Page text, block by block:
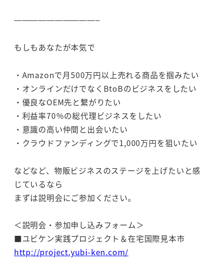
——————————–
もしもあなたが本気で
・Amazonで月500万円以上売れる商品を掴みたい
・オンラインだけでなくBtoBのビジネスをしたい
・優良なOEM先と繋がりたい
・利益率70％の総代理ビジネスをしたい
・意識の高い仲間と出会いたい
・クラウドファンディングで1,000万円を狙いたい
などなど、物販ビジネスのステージを上げたいと感
じているなら
まずは説明会にご参加ください。
＜説明会・参加申し込みフォーム＞
■ユビケン実践プロジェクト＆在宅国際見本市
http://project.yubi-ken.com/